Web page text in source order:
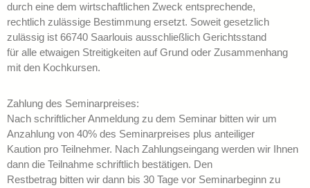
durch eine dem wirtschaftlichen Zweck entsprechende,
rechtlich zulässige Bestimmung ersetzt. Soweit gesetzlich
zulässig ist 66740 Saarlouis ausschließlich Gerichtsstand
für alle etwaigen Streitigkeiten auf Grund oder Zusammenhang
mit den Kochkursen.
Zahlung des Seminarpreises:
Nach schriftlicher Anmeldung zu dem Seminar bitten wir um
Anzahlung von 40% des Seminarpreises plus anteiliger
Kaution pro Teilnehmer. Nach Zahlungseingang werden wir Ihnen
dann die Teilnahme schriftlich bestätigen. Den
Restbetrag bitten wir dann bis 30 Tage vor Seminarbeginn zu